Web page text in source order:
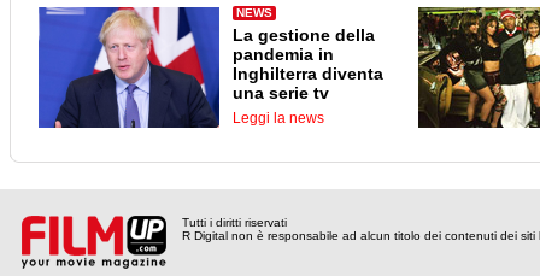
NEWS
La gestione della
pandemia in
Inghilterra diventa
una serie tv
Leggi la news
Tutti i diritti riservati
R Digital non è responsabile ad alcun titolo dei contenuti dei siti